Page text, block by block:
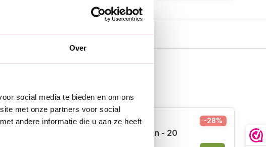
Over
social media te bieden en om ons
met onze partners voor social
andere informatie die u aan ze heeft
voor erbij
De Wiltfang Tuinslang groen - 20
-28%